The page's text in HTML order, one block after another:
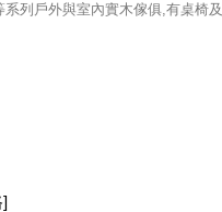
列戶外與室內實木傢俱,有桌椅及